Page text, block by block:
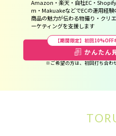
Amazon・楽天・自社EC・
m・MakuakeなどでECの運用経験
商品の魅力が伝わる物撮り・クリ
ーケティングを支援します
【期間限定】初回10%OFF
かんたん
※ご希望の方は、初回打ち合わ